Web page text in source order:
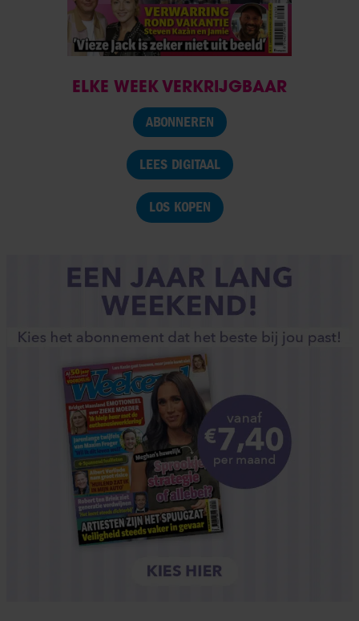
gaat akkoord met onze cookies als u onze website blijft
gebruiken.
ELKE WEEK VERKRIJGBAAR
ABONNEREN
LEES DIGITAAL
LOS KOPEN